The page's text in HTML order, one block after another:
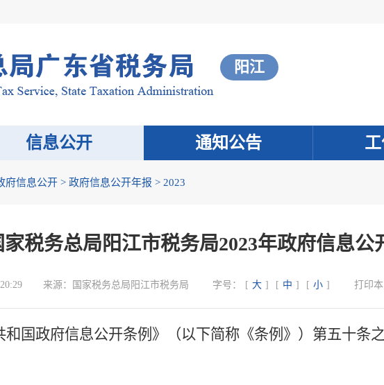
阳江
信息公开 通知公告
府信息公开 > 政府信息公开年报 > 2023
家税务总局阳江市税务局2023年政府信息公
来源： 国家税务总局阳江市税务局 字号： [ 大 ] [ 中 ] [ 小 ] 打印
国政府信息公开条例》 （以下简称《条例》） 第五十条